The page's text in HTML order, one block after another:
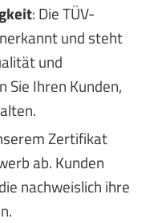
: Die TÜV-
und steht
und
Sie Ihren Kunden,
Zertifikat
ab. Kunden
nachweislich ihre